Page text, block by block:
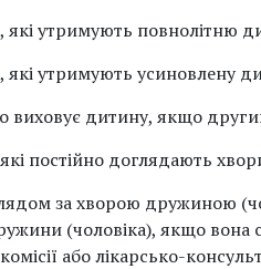
які утримують повнолітню
які утримують усиновлену
виховує дитину, якщо
постійно доглядають
за хворою дружиною
(чоловіка), якщо
або лікарсько-